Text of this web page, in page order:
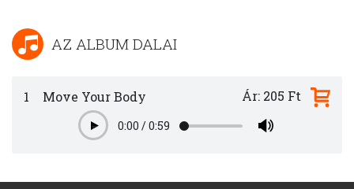
AZ ALBUM DALAI
1 Move Your Body
Play0:00 /0:59
Ár: 205 Ft